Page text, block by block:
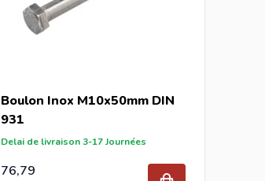
Boulon Inox M10x50mm DIN
931
Delai de livraison 3-17 Journées
76,79